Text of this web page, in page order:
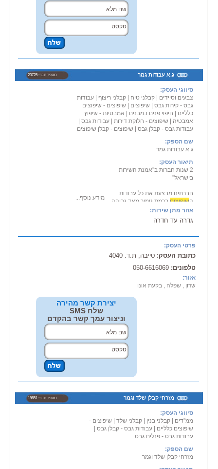
ג.א עבודות גמר מספר חבר: 23725
סיווגי העסק:
צבעים וסיידים
קבלני טיח קבלני ריצוף| עבודות
גבס - קירות גבס| שיפוצים
שיפוצים - שיפוצים
כלליים
חיפוי פנים במבנים
אמבטיות - שיפוץ
אמבטיה
שיפוצים - חלוקת דירות| עבודות גבס|
עבודות גבס - קבלן גבס| שיפוצים - קבלן שיפוצים
שם הספק:
ג.א עבודות גמר
תיאור העסק:
2 שנות חברות ב''אמנת השירות
בישראל''
חברתינו מבצעת את כל עבודות
השיפוציםברמת גימור מאד גבוהה
ואיכותית,
הגעה בזמן ועמידה בזמנים.
מידע נוסף...
אזור מתן שירות:
גדרה עד חדרה
פרטי העסק:
כתובת העסק:טייבה, ת.ד. 4040
טלפונים:050-6616069
אזור:
שרון , שפלה , בקעת אונו
יצירת קשר מהירה
שלח SMS
וניצור עמך קשר בהקדם
מזרחי קבלן שלד וגמר מספר חבר: 18651
סיווגי העסק:
ממ''דים
קבלני בנין קבלני שלד| שיפוצים -
שיפוצים כלליים
עבודות גבס - קבלן גבס|
עבודות גבס - פנלים גבס
שם הספק:
מזרחי קבלן שלד וגמר